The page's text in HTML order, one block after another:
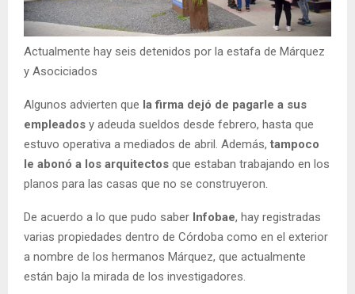
Actualmente hay seis detenidos por la estafa de Márquez
y Asociciados
Algunos advierten que la firma dejó de pagarle a sus
empleados y adeuda sueldos desde febrero, hasta que
estuvo operativa a mediados de abril. Además, tampoco
le abonó a los arquitectos que estaban trabajando en los
planos para las casas que no se construyeron.
De acuerdo a lo que pudo saber Infobae, hay registradas
varias propiedades dentro de Córdoba como en el exterior
a nombre de los hermanos Márquez, que actualmente
están bajo la mirada de los investigadores.